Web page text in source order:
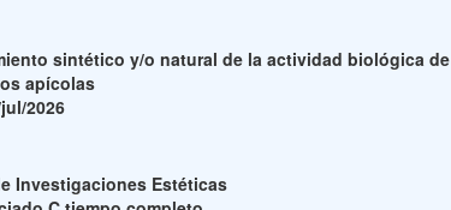
sintético y/o natural de la actividad biológica de
apícolas
2026
Investigaciones Estéticas